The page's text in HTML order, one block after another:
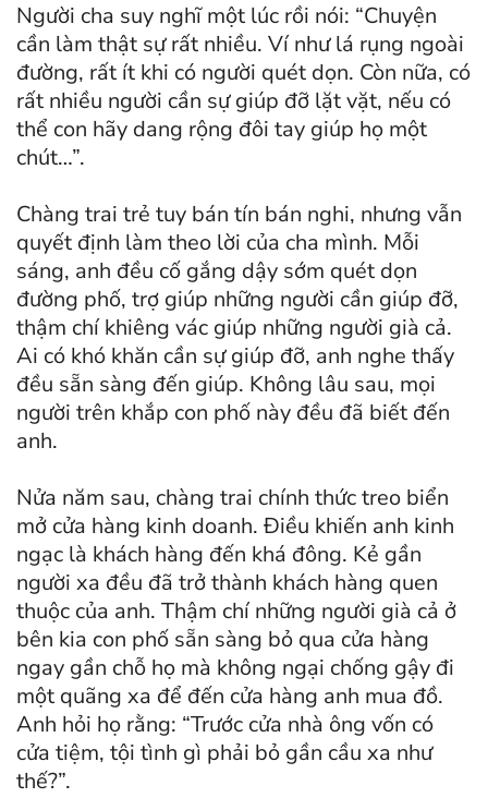
Người cha suy nghĩ một lúc rồi nói: “Chuyện
cần làm thật sự rất nhiều. Ví như lá rụng ngoài
đường, rất ít khi có người quét dọn. Còn nữa, có
rất nhiều người cần sự giúp đỡ lặt vặt, nếu có
thể con hãy dang rộng đôi tay giúp họ một
chút…”.
Chàng trai trẻ tuy bán tín bán nghi, nhưng vẫn
quyết định làm theo lời của cha mình. Mỗi
sáng, anh đều cố gắng dậy sớm quét dọn
đường phố, trợ giúp những người cần giúp đỡ,
thậm chí khiêng vác giúp những người già cả.
Ai có khó khăn cần sự giúp đỡ, anh nghe thấy
đều sẵn sàng đến giúp. Không lâu sau, mọi
người trên khắp con phố này đều đã biết đến
anh.
Nửa năm sau, chàng trai chính thức treo biển
mở cửa hàng kinh doanh. Điều khiến anh kinh
ngạc là khách hàng đến khá đông. Kẻ gần
người xa đều đã trở thành khách hàng quen
thuộc của anh. Thậm chí những người già cả ở
bên kia con phố sẵn sàng bỏ qua cửa hàng
ngay gần chỗ họ mà không ngại chống gậy đi
một quãng xa để đến cửa hàng anh mua đồ.
Anh hỏi họ rằng: “Trước cửa nhà ông vốn có
cửa tiệm, tội tình gì phải bỏ gần cầu xa như
thế?”.